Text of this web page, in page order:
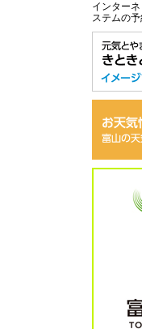
インター
ステムの